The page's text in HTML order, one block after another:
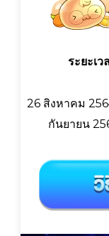
ระยะเ
26 สิงหาคม
กันยายน